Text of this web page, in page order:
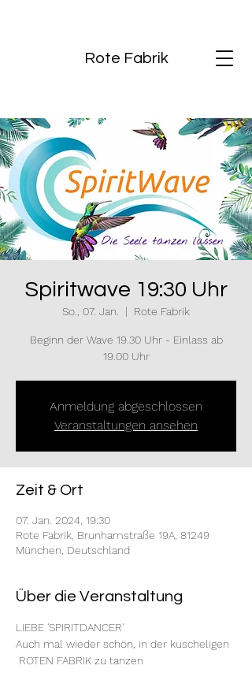
Rote Fabrik
Spiritwave 19:30 Uhr
So., 07. Jan.
  |
Rote Fabrik
Beginn der Wave 19.30 Uhr - Einlass ab
19.00 Uhr
Anmeldung abgeschlossen
Veranstaltungen ansehen
Zeit & Ort
07. Jan. 2024, 19:30
Rote Fabrik, Brunhamstraße 19A, 81249
München, Deutschland
Über die Veranstaltung
LIEBE 'SPIRITDANCER'
Auch mal wieder schön, in der kuscheligen
ROTEN FABRIK zu tanzen